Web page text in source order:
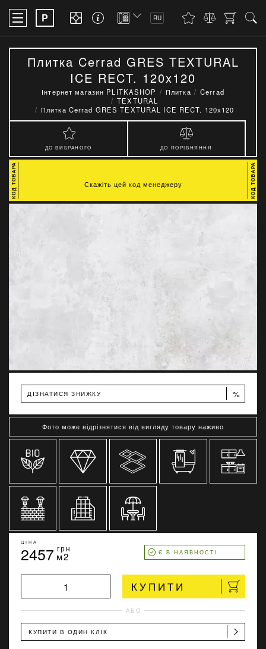
P RU
Плитка Cerrad GRES TEXTURAL
ICE RECT. 120x120
Інтернет магазин PLITKASHOP Плитка
Cerrad
TEXTURAL
Плитка Cerrad GRES TEXTURAL ICE RECT. 120x120
ДО ВИБРАНОГО ДО ПОРІВНЯННЯ
ДІЗНАТИСЯ ЗНИЖКУ %
Фото може відрізнятися від вигляду товару наживо
ЦІНА
2457 грн
м2 Є В НАЯВНОСТІ
КУПИТИ
АБО
КУПИТИ В ОДИН КЛІК
Скажіть цей код менеджеру